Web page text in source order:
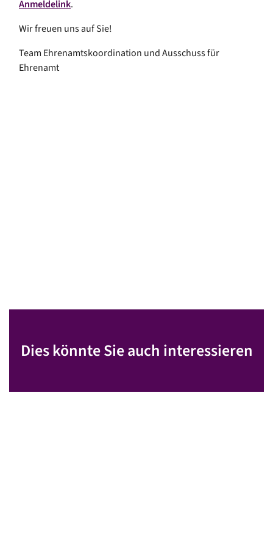
Anmeldelink.
Wir freuen uns auf Sie!
Team Ehrenamtskoordination und Ausschuss für
Ehrenamt
Dies könnte Sie auch interessieren